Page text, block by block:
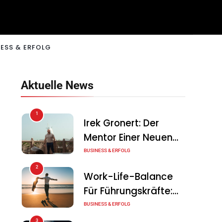
& ERFOLG
Aktuelle News
1
Irek Gronert: Der
Mentor Einer Neuen
Generation Von
BUSINESS & ERFOLG
2
Work-Life-Balance
Für Führungskräfte:
Illusion Oder Echte
BUSINESS & ERFOLG
3